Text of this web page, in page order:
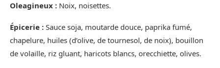
Oleagineux : Noix, noisettes.
Épicerie : Sauce soja, moutarde douce, paprika fumé,
chapelure, huiles (d’olive, de tournesol, de noix), bouillon
de volaille, riz gluant, haricots blancs, orecchiette, olives.